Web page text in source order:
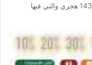
11-2015 عروض حصرية اليوم 30 محرم 1437 هجري والتي فيها